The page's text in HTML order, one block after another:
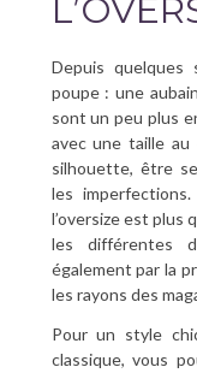
Depuis quelques
poupe : une
sont un peu plus
avec une taille au
silhouette, être
les
l’oversize est plus
les différentes
également par la
les rayons des
Pour un style
classique, vous